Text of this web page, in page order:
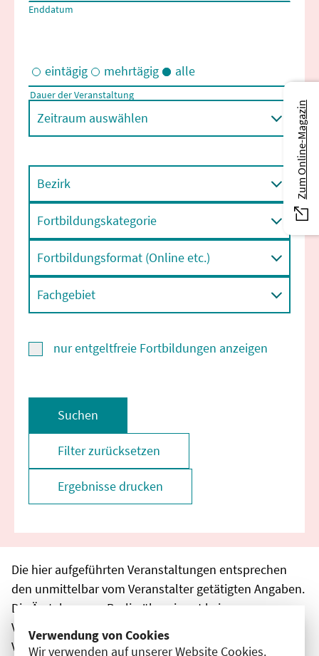
Verwendung von Cookies
Wir verwenden auf unserer Website Cookies.
Enddatum
Eintägige und/oder mehrtägige Veranstaltungen
eintägig mehrtägig alle
Dauer der Veranstaltung
Zeitraum auswählen
Bezirk
Fortbildungskategorie
Fortbildungsformat (Online etc.)
Fachgebiet
nur entgeltfreie Fortbildungen anzeigen
Suchen
Filter zurücksetzen
Ergebnisse drucken
Die hier aufgeführten Veranstaltungen entsprechen
den unmittelbar vom Veranstalter getätigten Angaben.
Die Ärztekammer Berlin übernimmt keine
Verantwortung für den Inhalt, die Haftung obliegt dem
Veranstalter.
Zum Online-Magazin